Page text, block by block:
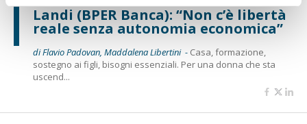
Landi (BPER Banca): “Non c’è libertà
reale senza autonomia economica”
di Flavio Padovan, Maddalena Libertini - Casa, formazione,
sostegno ai figli, bisogni essenziali. Per una donna che sta
uscend...